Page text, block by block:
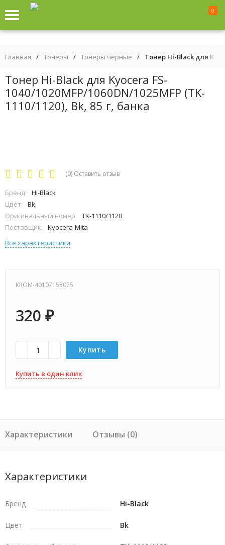
0
Главная / Тонеры / Тонеры черные / Тонер Hi-Black для
Тонер Hi-Black для Kyocera FS-
1040/1020MFP/1060DN/1025MFP (TK-
1110/1120), Bk, 85 г, банка
(0) Оставить отзыв
Бренд:
Hi-Black
Цвет:
Bk
Оригинальный номер:
TK-1110/1120
Поставщик:
Kyocera-Mita
Все характеристики
KROM-40107155075
320 ₽
Купить
Купить в один клик
Характеристики Отзывы (0)
Характеристики
Бренд Hi-Black
Цвет Bk